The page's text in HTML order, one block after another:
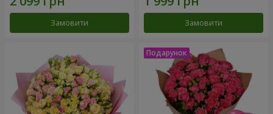
Замовити Замовити